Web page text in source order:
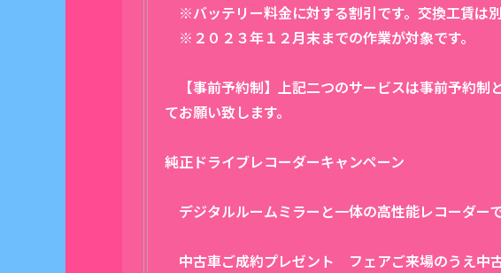
※バッテリー料金に対する割引です。交換工賃は別
※２０２３年１２月末までの作業が対象です。
【事前予約制】上記二つのサービスは事前予約制
てお願い致します。
純正ドライブレコーダーキャンペーン
デジタルルームミラーと一体の高性能レコーダーで
中古車ご成約プレゼント フェアご来場のうえ中